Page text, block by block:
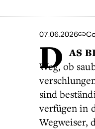
07.06.2026
D AS
Weg, ob
sind
verfügen in
Wegweiser,